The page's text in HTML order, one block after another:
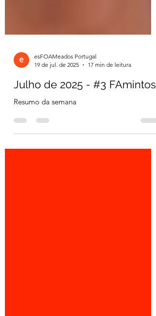
19 de jul. de 2025
17 min de leitura
Julho de 2025 - #3 FAmintos
Resumo da semana